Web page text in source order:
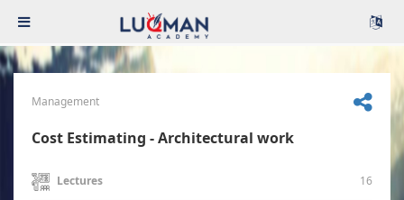
Management
Cost Estimating - Architectural work
Lectures 16